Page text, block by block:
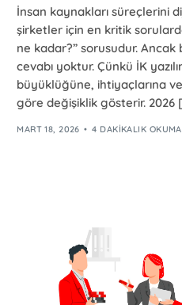
İnsan kaynakları süreçlerini
şirketler için en kritik
ne kadar?” sorusudur.
cevabı yoktur. Çünkü İK
büyüklüğüne, ihtiyaçlarına
göre değişiklik gösterir. 2026
MART 18, 2026 4 DAKIKALIK OKUMA